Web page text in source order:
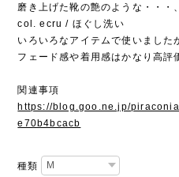
磨き上げた靴の艶のような・・・
col. ecru / ほぐし洗い
いろいろなアイテムで使いました
フェード感や着用感はかなり高評
関連事項
https://blog.goo.ne.jp/
e70b4bcacb
種類